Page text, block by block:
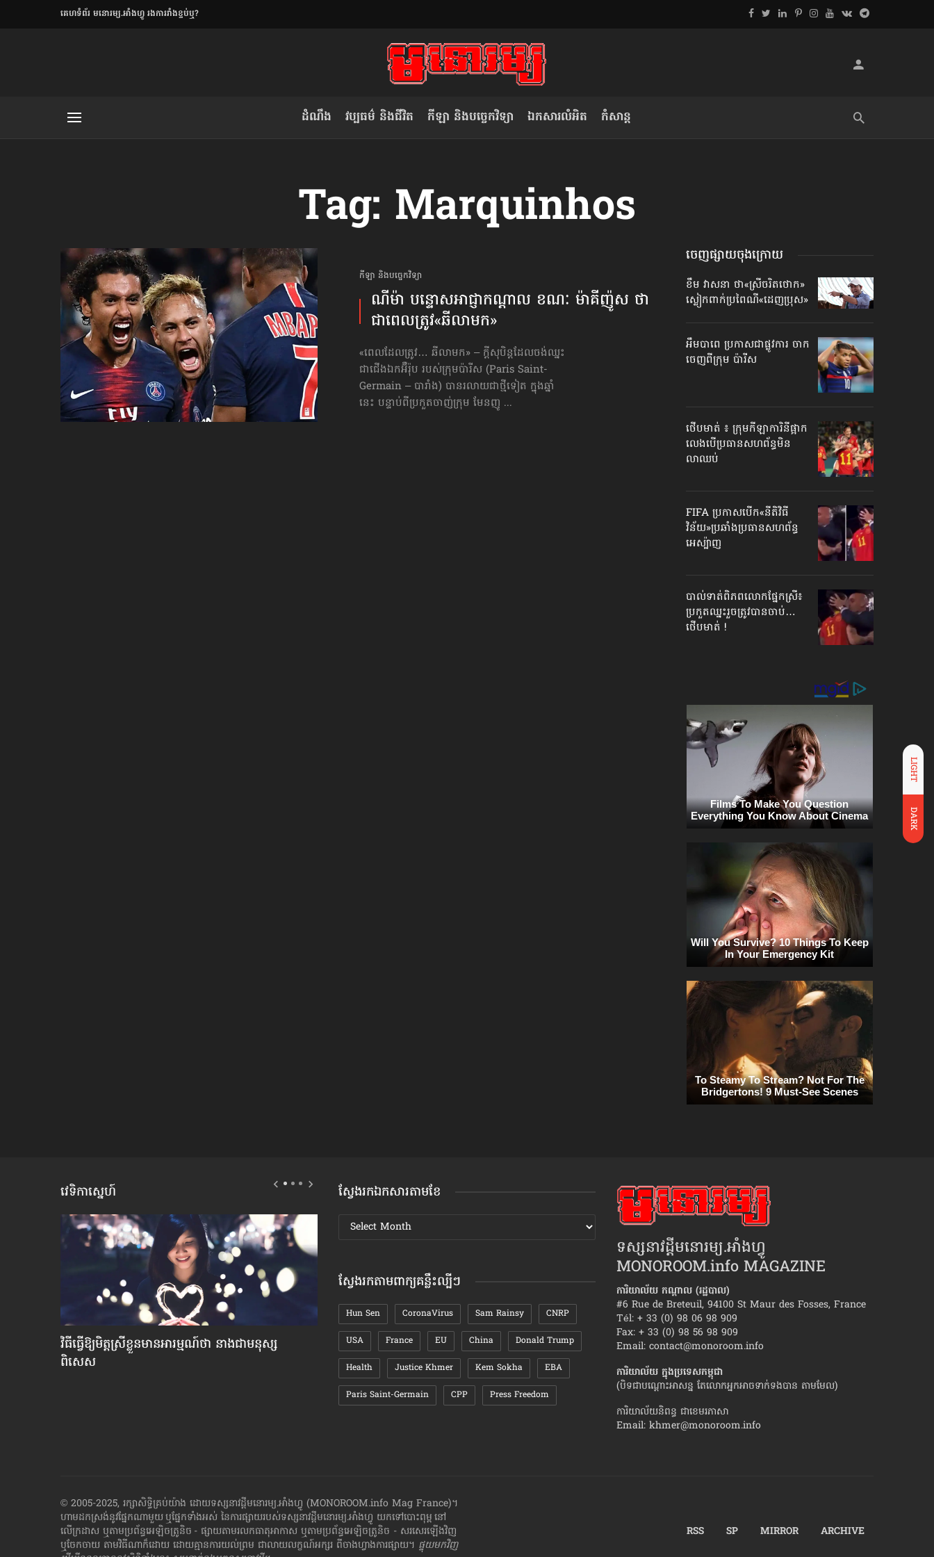
LIGHT
DARK
​គេហទំព័រ មនោរម្យ.អាំងហ្វូ រងការរាំងខ្ទប់ឬ?
ដំណឹង វប្បធម៌ និងជីវិត កីឡា និងបច្ចេកវិទ្យា ឯកសារលំអិត កំសាន្ដ
Tag: Marquinhos
កីឡា និងបច្ចេកវិទ្យា
ណីម៉ា បន្ទោសអាជ្ញាកណ្ដាល ខណៈ ម៉ាគីញ៉ូស ថា
ជាពេលត្រូវ«ឆីលាមក»
«ពេលដែលត្រូវ… ឆីលាមក» – ក្ដីសុបិន្តដែលចង់ឈ្នះ
ជាជើងឯកអ៊ឺរ៉ុប របស់ក្រុមប៉ារីស (Paris Saint-
Germain – បារាំង) បានរលាយជាថ្មីទៀត ក្នុងឆ្នាំ
នេះ បន្ទាប់ពីប្រកួតចាញ់ក្រុម មែនញូ ...
ចេញផ្សាយចុងក្រោយ
ខឹម វាសនា ថា«ស្រីចរិតថោក»​
ស្លៀកពាក់ប្រពៃណី​«ដេញប្រុស»
អឹមបាពេ ប្រកាសជាផ្លូវការ ចាក
ចេញពីក្រុម ប៉ារីស
ថើបមាត់ ៖ ក្រុមកីឡាការិនី​ផ្អាក
លេង​​បើប្រធានសហព័ន្ធ​មិន
លាឈប់
FIFA ប្រកាសបើក​«នីតិវិធី
វិន័យ»​ប្រឆាំងប្រធានសហព័ន្ធ​
អេស្ប៉ាញ
បាល់ទាត់​ពិភពលោក​ផ្នែកស្រី៖
ប្រកួតឈ្នះរួច​ត្រូវបានចាប់…
ថើបមាត់ !
វេទិកាស្នេហ៍
វិធី​ធ្វើ​ឱ្យ​មិត្ត​ស្រី​ខ្លួន​មាន​អារម្មណ៍​ថា នាង​ជា​មនុស្ស​
ពិសេស
សញ្ញា​៥យ៉ាង​បង្ហាញ​ថា នារី​ដែល​អ្នក​​ស្រលាញ់ ក៏​
ចាប់​អារម្មណ៍​លើ​អ្នក​ដែរ
ហេតុអ្វី​«បេះដូង​ប្រេះស្រាំ»​ហើយ អាច​ប៉ះ​ភ្ជាប់​ឡើង​
ស្វែងរកឯកសារតាមខែ
ស្វែងរក
ឯកសារ
ស្វែងរកតាមពាក្យគន្លឹះល្បីៗ
Hun Sen CoronaVirus Sam Rainsy CNRP
USA France EU China Donald Trump
Health Justice Khmer Kem Sokha EBA
Paris Saint-Germain CPP Press Freedom
ទស្សនាវដ្ដីមនោរម្យ.អាំងហ្វូ
MONOROOM.info MAGAZINE
ការិយាល័យ កណ្ដាល (រដ្ឋបាល)
#6 Rue de Breteuil, 94100 St Maur des Fosses, France
Tél: + 33 (0) 98 06 98 909
Fax: + 33 (0) 98 56 98 909
Email: contact@monoroom.info
ការិយាល័យ ក្នុង​ប្រទេស​កម្ពុជា
(បិទជាបណ្ដោះអាសន្ន តែលោកអ្នកអាចទាក់ទងបាន តាមមែល)
ការិយាល័យនិពន្ធ ជាខេមរភាសា
Email: khmer@monoroom.info
© 2005-2025, រក្សាសិទ្ធិគ្រប់យ៉ាង ដោយទស្សនាវដ្ដី​មនោរម្យ.អាំងហ្វូ (MONOROOM.info Mag France)។
ហាម​ដក​ស្រង់​នូវ​ផ្នែក​ណា​មួយ​ ឬ​ផ្នែក​ទាំង​អស់ ​នៃ​ការ​ផ្សាយ​របស់​ទស្សនាវដ្ដី​​មនោរម្យ.អាំងហ្វូ យក​ទៅ​​បោះពុម្ព នៅ
លើក្រដាស ឬតាម​ប្រព័ន្ធ​អេឡិច​ត្រូនិច - ផ្សាយ​តាម​រលក​ធាតុអាកាស ឬតាមប្រព័ន្ធអេឡិចត្រូនិច - សរសេរ​ឡើង​វិញ
ឬ​ចែក​ចាយ​ តាមវិធីណាក៏ដោយ ដោយ​គ្មាន​ការ​យល់ព្រម ជា​លាយ​លក្ខណ៍​អក្សរ​ ពី​ចាងហ្វាង​ការ​ផ្សាយ​។ ផ្ទុយមកវិញ
RSS SP MIRROR ARCHIVE
សម រង្ស៊ី៖ កម្ពុជាគួរមើលគំរូ​តាម​
វៀតណាម ក្នុង​ការប្តូរ​មេដឹកនាំ របស់​
ខ្លួន
លិខិតប្រិយមិត្ត៖ «កាមតណ្ហា​
មនុស្ស»
ខឹម វាសនា ថា«ស្រី
ចរិតថោក»​ស្លៀកពាក់
ប្រពៃណី​«ដេញប្រុស»
អឹមបាពេ ប្រកាសជាផ្លូវការ
ចាកចេញពីក្រុម ប៉ារីស
ថើបមាត់ ៖ ក្រុមកីឡាការិនី​
ផ្អាកលេង​​បើប្រធានសហព័ន្ធ​